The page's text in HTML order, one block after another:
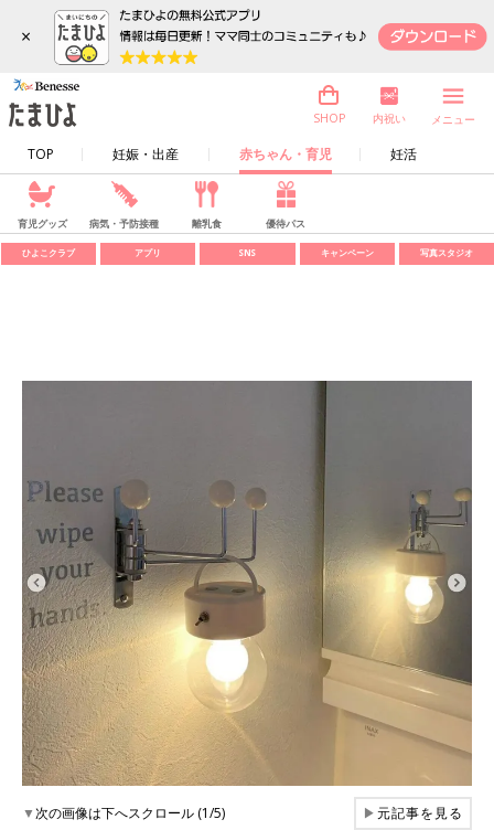
×
TOP 妊娠・出産 赤ちゃん・育児 妊活
SHOP 内祝い メニュー
育児グッズ 病気・予防接種 離乳食 優待パス
ひよこクラブ アプリ SNS キャンペーン 写真スタジオ
▼次の画像は下へスクロール (1/5) ▶元記事を見る